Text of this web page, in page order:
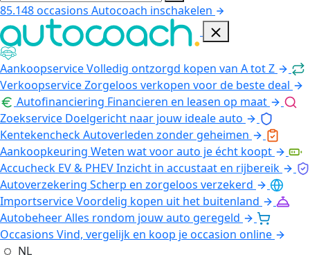
85.148occasions Autocoach inschakelen
AankoopserviceVolledig ontzorgd kopen van A tot Z
VerkoopserviceZorgeloos verkopen voor de beste deal
Autofinanciering Financieren en leasen op maat
Zoekservice Doelgericht naar jouw ideale auto
KentekencheckAutoverleden zonder geheimen
Aankoopkeuring Weten wat voor auto je écht koopt
Accucheck EV & PHEVInzicht in accustaat en rijbereik
Autoverzekering Scherp en zorgeloos verzekerd
ImportserviceVoordelig kopen uit het buitenland
AutobeheerAlles rondom jouw auto geregeld
Occasions Vind, vergelijk en koop je occasion online
NL